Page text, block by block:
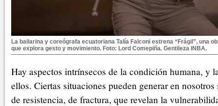
La bailarina y coreógrafa ecuatoriana Talía Falconi estrena “Frágil”, una
que explora gesto y movimiento. Foto: Lord Comepiña. Gentileza INBA.
Hay aspectos intrínsecos de la condición humana, y
ellos. Ciertas situaciones pueden generar en
de resistencia, de fractura, que revelan la